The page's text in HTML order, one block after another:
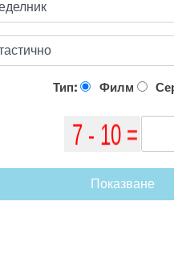
Тип: Филм
Показване